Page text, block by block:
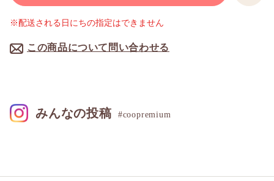
この商品について問い合わせる
※配送される日にちの指定はできません
みんなの投稿 #coopremium